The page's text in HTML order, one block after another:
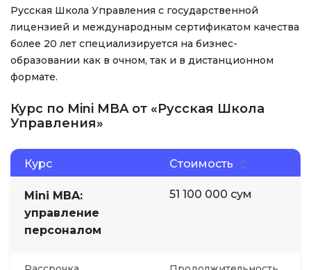
Русская Школа Управления с государственной
лицензией и международным сертификатом качества
более 20 лет специализируется на бизнес-
образовании как в очном, так и в дистанционном
формате.
Курс по Mini MBA от «Русская Школа
Управления»
Курс Стоимость
Mini MBA:
управление
персоналом
51 100 000 сум